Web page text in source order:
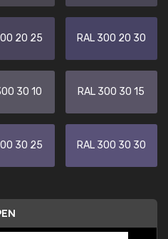
20 25 RAL 300 20 30
30 10 RAL 300 30 15
30 25 RAL 300 30 30